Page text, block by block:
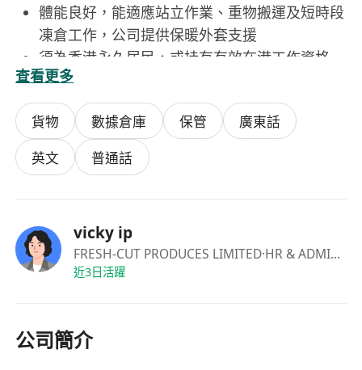
體能良好，能適應站立作業、重物搬運及短時段
凍倉工作，公司提供保暖外套支援
須為香港永久居民，或持有有效在港工作資格
（包括高才通、優才通、IANG、受養人簽證或
其他合資格工作許可）
福利
月薪範圍港幣16,000–20,000元，視乎經驗及表
現而定
六天（星期一至六）
查看更多
貨物 數據倉庫 保管
廣東話
英文
普通話
vicky ip
FRESH-CUT PRODUCES LIMITED·HR & ADMIN supervisor
近3日活躍
公司簡介